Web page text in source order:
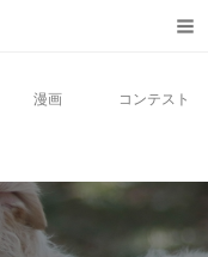
漫画 コンテスト